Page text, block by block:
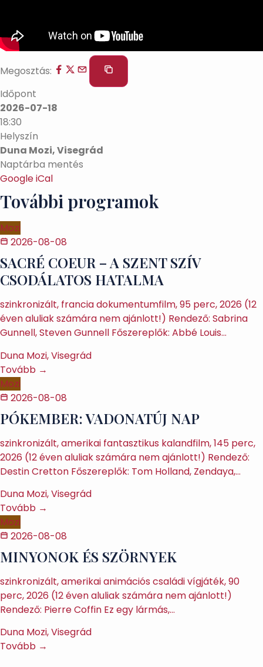
Megosztás:
Időpont
2026-07-18
18:30
Helyszín
Duna Mozi, Visegrád
Naptárba mentés
GoogleiCal
További programok
Mozi
2026-08-08
SACRÉ COEUR – A SZENT SZÍV
CSODÁLATOS HATALMA
szinkronizált, francia dokumentumfilm, 95 perc, 2026 (12
éven aluliak számára nem ajánlott!) Rendező: Sabrina
Gunnell, Steven Gunnell Főszereplők: Abbé Louis…
Duna Mozi, Visegrád
Tovább →
Mozi
2026-08-08
PÓKEMBER: VADONATÚJ NAP
szinkronizált, amerikai fantasztikus kalandfilm, 145 perc,
2026 (12 éven aluliak számára nem ajánlott!) Rendező:
Destin Cretton Főszereplők: Tom Holland, Zendaya,…
Duna Mozi, Visegrád
Tovább →
Mozi
2026-08-08
MINYONOK ÉS SZÖRNYEK
szinkronizált, amerikai animációs családi vígjáték, 90
perc, 2026 (12 éven aluliak számára nem ajánlott!)
Rendező: Pierre Coffin Ez egy lármás,…
Duna Mozi, Visegrád
Tovább →